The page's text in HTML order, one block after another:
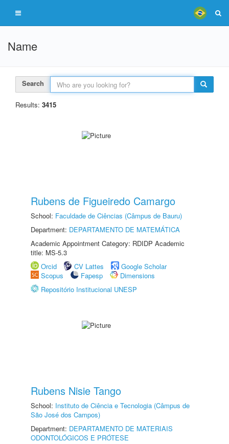
Name
Search
Results: 3415
Rubens de Figueiredo Camargo
School: Faculdade de Ciências (Câmpus de Bauru)
Department: DEPARTAMENTO DE MATEMÁTICA
Academic Appointment Category: RDIDP Academic
title: MS-5.3
Orcid
CV Lattes
Google Scholar
Scopus
Fapesp
Dimensions
Repositório Institucional UNESP
Rubens Nisie Tango
School: Instituto de Ciência e Tecnologia (Câmpus de
São José dos Campos)
Department: DEPARTAMENTO DE MATERIAIS
ODONTOLÓGICOS E PRÓTESE